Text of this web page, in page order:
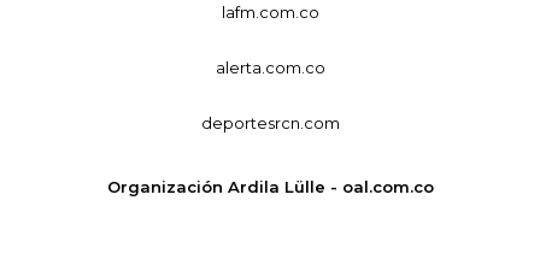
lafm.com.co
alerta.com.co
deportesrcn.com
Organización Ardila Lülle - oal.com.co